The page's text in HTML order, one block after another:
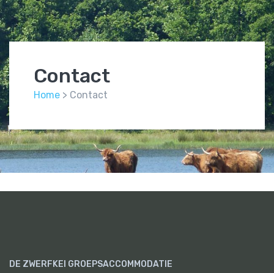
Contact
Home > Contact
DE ZWERFKEI GROEPSACCOMMODATIE